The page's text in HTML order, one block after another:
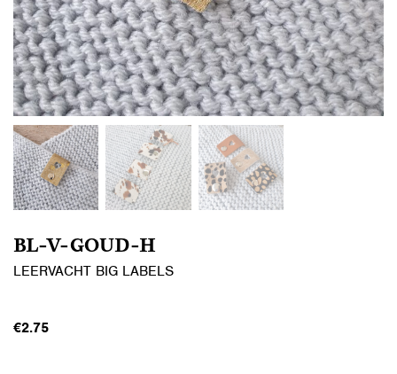
BL-V-GOUD-H
LEERVACHT BIG LABELS
€2.75